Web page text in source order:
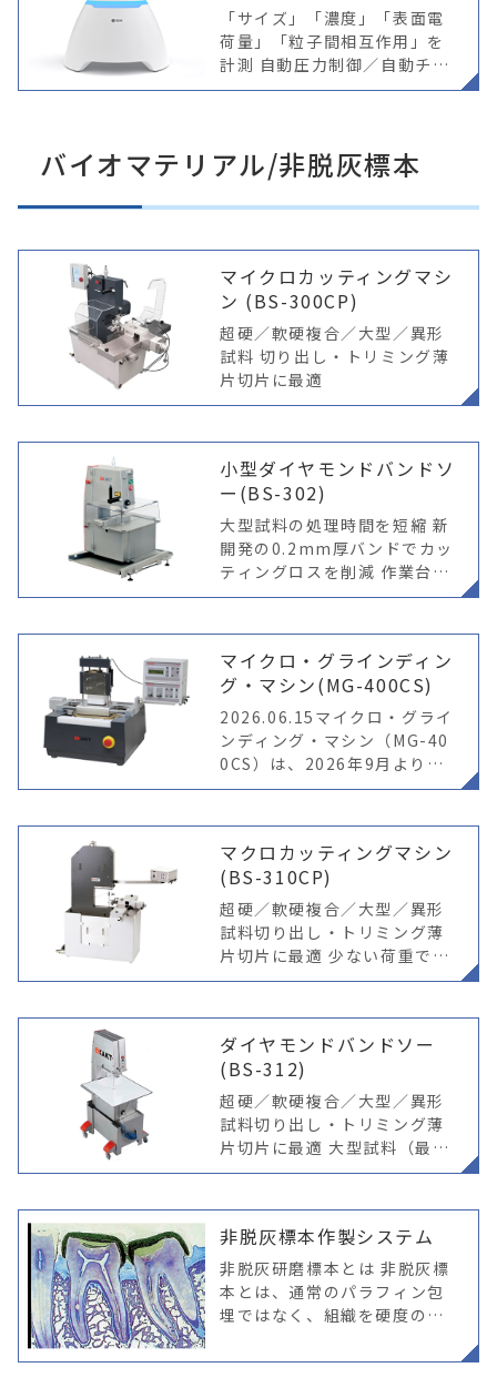
「サイズ」「濃度」「表面電
荷量」「粒子間相互作用」を
計測 自動圧力制御／自動チュ
ーニングが高い再現性を実現
S測定システム これまで
バイオマテリアル/非脱灰標本
マイクロカッティングマシ
ン (BS-300CP)
超硬／軟硬複合／大型／異形
試料 切り出し・トリミング薄
片切片に最適
小型ダイヤモンドバンドソ
ー(BS-302)
大型試料の処理時間を短縮 新
開発の0.2mm厚バンドでカッ
ティングロスを削減 作業台の
高さに適した卓上モデル カッ
出し 切断屑除去の為の専用ク
リーニングガン（※オプショ
ン）
マイクロ・グラインディン
グ・マシン(MG-400CS)
2026.06.15マイクロ・グライ
ンディング・マシン（MG-40
0CS）は、2026年9月より新
モデルへ切り替え予定です。
ては、在庫状況により終了と
なる場合があります。 平
マクロカッティングマシン
(BS-310CP)
超硬／軟硬複合／大型／異形
試料切り出し・トリミング薄
片切片に最適 少ない荷重で試
料へダメージを与えない、独
クトポイント）法による切断
試料をカッティングバンドに
対して、±
ダイヤモンドバンドソー
(BS-312)
超硬／軟硬複合／大型／異形
試料切り出し・トリミング薄
片切片に最適 大型試料（最大
幅350㎜）を手切りでも短時
ンド 鋸刃ではなく、ダイヤモ
ンド粒子が電着されたフラッ
トな刃先の
非脱灰標本作製システム
非脱灰研磨標本とは 非脱灰標
本とは、通常のパラフィン包
埋ではなく、組織を硬度のあ
の厚さまで切断と研磨を行い